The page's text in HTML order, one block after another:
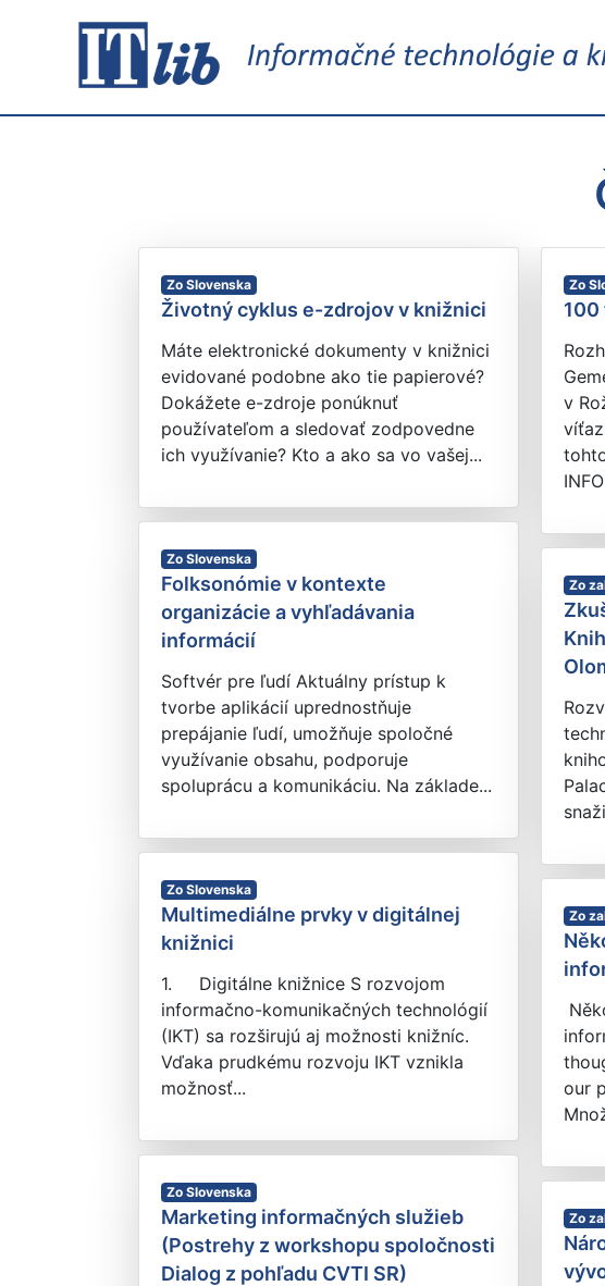
Zo Slovenska
Životný cyklus e-zdrojov v knižnici
Máte elektronické dokumenty v knižnici
evidované podobne ako tie papierové?
Dokážete e-zdroje ponúknuť
používateľom a sledovať zodpovedne
ich využívanie? Kto a ako sa vo vašej...
Zo Slovenska
Folksonómie v kontexte
organizácie a vyhľadávania
informácií
Softvér pre ľudí Aktuálny prístup k
tvorbe aplikácií uprednostňuje
prepájanie ľudí, umožňuje spoločné
využívanie obsahu, podporuje
spoluprácu a komunikáciu. Na základe...
Zo Slovenska
Multimediálne prvky v digitálnej
knižnici
1. Digitálne knižnice S rozvojom
informačno-komunikačných technológií
(IKT) sa rozširujú aj možnosti knižníc.
Vďaka prudkému rozvoju IKT vznikla
možnosť...
Zo Slovenska
Marketing informačných služieb
(Postrehy z workshopu spoločnosti
Dialog z pohľadu CVTI SR)
Zo
100
v
Zo
Zo
our
Zo